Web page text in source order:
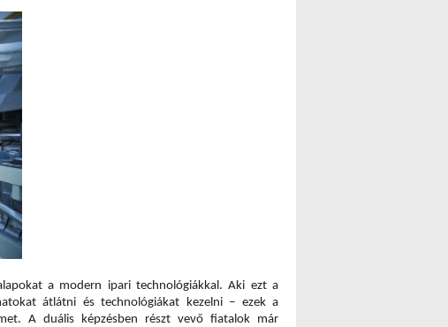
a modern ipari technológiákkal. Aki ezt a
átlátni és technológiákat kezelni – ezek a
A duális képzésben részt vevő fiatalok már